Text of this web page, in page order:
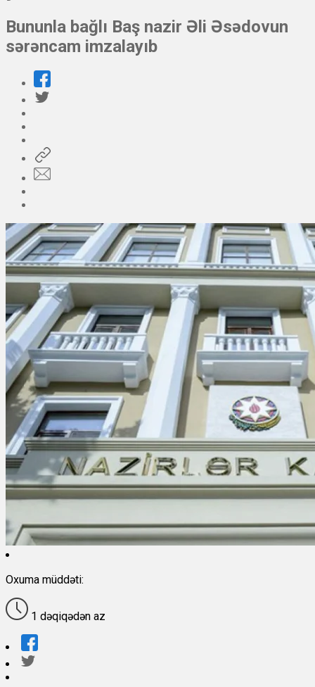
Bununla bağlı Baş nazir Əli Əsədovun
sərəncam imzalayıb
Oxuma müddəti:
1 dəqiqədən az